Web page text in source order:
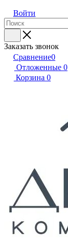
Войти
Заказать звонок
Сравнение0
Отложенные 0
Корзина 0